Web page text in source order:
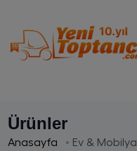
Ürünler
Anasayfa Ev & Mobilya